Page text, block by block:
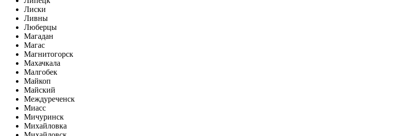
Лиски
Ливны
Люберцы
Магадан
Магас
Магнитогорск
Махачкала
Малгобек
Майкоп
Майский
Междуреченск
Миасс
Мичуринск
Михайловка